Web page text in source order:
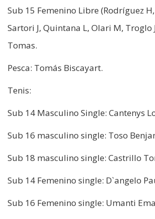
Sub 15 Femenino Libre (Rodríguez
Sartori J, Quintana L, Olari M, Troglo
Tomas.
Pesca: Tomás Biscayart.
Tenis:
Sub 14 Masculino Single: Cantenys
Sub 16 masculino single: Toso
Sub 18 masculino single: Castrillo
Sub 14 Femenino single: D`angelo
Sub 16 Femenino single: Umanti